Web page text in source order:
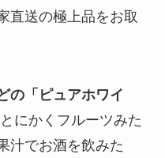
直送の極上品をお取
の「ピュアホワイ
とにかくフルーツみた
汁でお酒を飲みた